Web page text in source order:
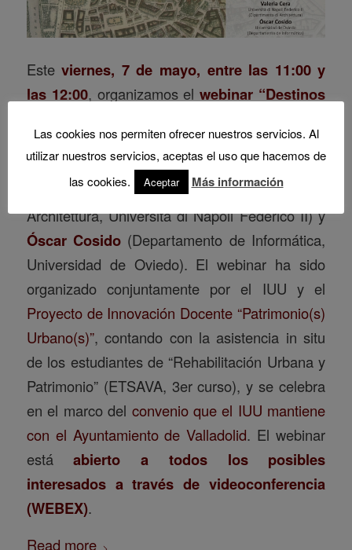
Esteviernes, 7 de mayo, entre las 11:00 y
las 12:00, organizamos elwebinar “Destinos
Turismo Cultural y Protección del
Patrimonio en las ciudades” , en el que
participaránValeria Cera(Dipartimento di
Architettura, Università di Napoli Federico II) y
Óscar Cosido (Departamento de Informática,
Universidad de Oviedo). El webinar ha sido
organizado conjuntamente por el IUU y el
Proyecto de Innovación Docente “Patrimonio(s)
Urbano(s)”, contando con la asistencia in situ
de los estudiantes de “Rehabilitación Urbana y
Patrimonio” (ETSAVA, 3er curso), y se celebra
en el marco del convenio que el IUU mantiene
con el Ayuntamiento de Valladolid. El webinar
estáabierto a todos los posibles
interesados a través de videoconferencia
(WEBEX).
Read more
Las cookies nos permiten ofrecer nuestros servicios. Al
utilizar nuestros servicios, aceptas el uso que hacemos de
las cookies.
Aceptar Más información